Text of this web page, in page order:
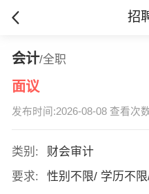
招
会计/全职
面议
发布时间:2026-08-08 查看次
类别:
财会审计
要求:
性别不限/ 学历不